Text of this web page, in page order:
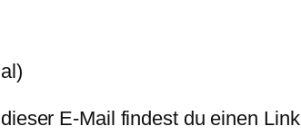
E-Mail findest du einen